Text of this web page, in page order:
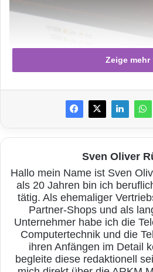
Foto: Bru-No /
Refurbishing mit
Zeige mehr
Sven Oliver
Hallo mein Name ist Sven
als 20 Jahren bin ich
tätig. Als ehemaliger
Partner-Shops und als
Unternehmer habe ich die
Computertechnik und die
ihren Anfängen im Detail
begleite diese redaktionell